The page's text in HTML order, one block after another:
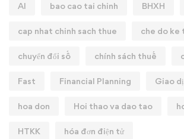
AI bao cao tai chinh BHXH
cap nhat chinh sach thue che do ke
chuyển đổi số chính sách thuế
Fast Financial Planning Giao
hoa don Hoi thao va dao tao
HTKK hóa đơn điện tử